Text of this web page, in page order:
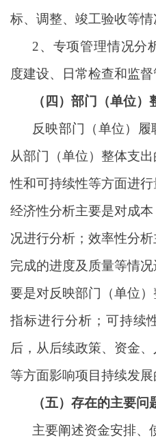
标、调整、竣工验收等情
2、专项管理情况分
度建设、日常检查和监督
（四）部门（单位
反映部门（单位）
从部门（单位）整体支
性和可持续性等方面进
经济性分析主要是对成
况进行分析；效率性分
完成的进度及质量等情
要是对反映部门（单位
指标进行分析；可持续
后，从后续政策、资金
等方面影响项目持续发展
（五）存在的主要问
主要阐述资金安排、